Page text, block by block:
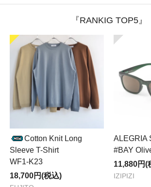
『RANKIG TOP5』
Cotton Knit Long
Sleeve T-Shirt
WF1-K23
18,700円(税込)
ALEGRIA
#BAY
11,880円(
IZIPIZI